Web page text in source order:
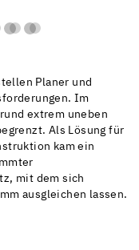
Planer und
Im
extrem uneben
Als Lösung für
kam ein
mit dem sich
ausgleichen lassen.